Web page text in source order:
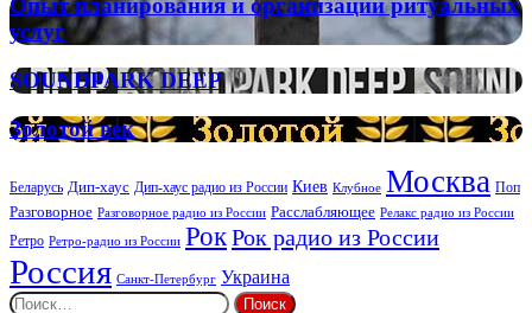
планирования
и
организации
ритуальных
Опыт планирования и организации ритуальных
услуг
SOUNDPARK
DEEP
SOUNDPARK DEEP
Золотой
век
Золотой век
Беларусь Дип-хаус Дип-хаус радио из России Киев Клубное Москва Поп
Разговорное Разговорное радио из России Расслабляющее Релакс радио из России
Ретро Ретро-радио из России РокРок радио из России
Россия Санкт-Петербург Украина
Найти: